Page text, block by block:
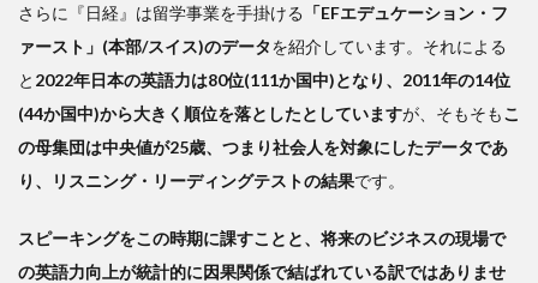
語カ
リキ
ュラ
ー先
走り
し過
さらに『日経』は留学事業を手掛ける 「EFエデュケーション・フ
ァースト」(本部/スイス)のデータを紹介しています。それによる
と 2022年日本の英語力は80位(111か国中)となり、2011年の14位
(44か国中)から大きく順位を落としたとしていますが、そもそもこ
の母集団は中央値が25歳、つまり社会人を対象にしたデータであ
り、リスニング・リーディングテストの結果です。
スピーキングをこの時期に課すことと、将来のビジネスの現場で
の英語力向上が統計的に因果関係で結ばれている訳ではありませ